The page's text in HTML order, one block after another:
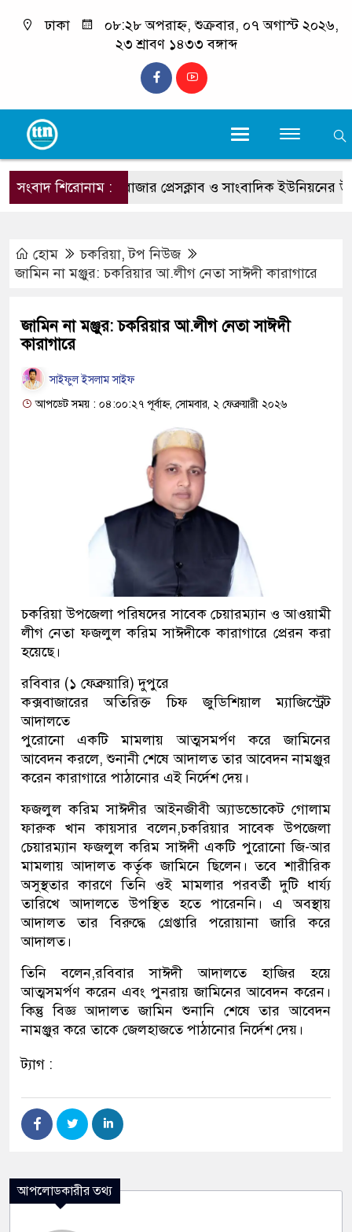
ঢাকা
০৮:২৮ অপরাহ্ন, শুক্রবার, ০৭ অগাস্ট ২০২৬,
২৩ শ্রাবণ ১৪৩৩ বঙ্গাব্দ
সংবাদ শিরোনাম :কক্সবাজার প্রেসক্লাব ও সাংবাদিক ইউনিয়নের উদ্যোগে
হোম চকরিয়া,টপ নিউজ
জামিন না মঞ্জুর: চকরিয়ার আ.লীগ নেতা সাঈদী কারাগারে
জামিন না মঞ্জুর: চকরিয়ার আ.লীগ নেতা সাঈদী
কারাগারে
সাইফুল ইসলাম সাইফ
আপডেট সময় : ০৪:০০:২৭ পূর্বাহ্ন, সোমবার, ২ ফেব্রুয়ারী ২০২৬
চকরিয়া উপজেলা পরিষদের সাবেক চেয়ারম্যান ও আওয়ামী
লীগ নেতা ফজলুল করিম সাঈদীকে কারাগারে প্রেরন করা
হয়েছে।
রবিবার (১ ফেব্রুয়ারি) দুপুরে
কক্সবাজারের অতিরিক্ত চিফ জুডিশিয়াল ম্যাজিস্ট্রেট
আদালতে
পুরোনো একটি মামলায় আত্মসমর্পণ করে জামিনের
আবেদন করলে, শুনানী শেষে আদালত তার আবেদন নামঞ্জুর
করেন কারাগারে পাঠানোর এই নির্দেশ দেয়।
ফজলুল করিম সাঈদীর আইনজীবী অ্যাডভোকেট গোলাম
ফারুক খান কায়সার বলেন,চকরিয়ার সাবেক উপজেলা
চেয়ারম্যান ফজলুল করিম সাঈদী একটি পুরোনো জি-আর
মামলায় আদালত কর্তৃক জামিনে ছিলেন। তবে শারীরিক
অসুস্থতার কারণে তিনি ওই মামলার পরবর্তী দুটি ধার্য্য
তারিখে আদালতে উপস্থিত হতে পারেননি। এ অবস্থায়
আদালত তার বিরুদ্ধে গ্রেপ্তারি পরোয়ানা জারি করে
আদালত।
তিনি বলেন,রবিবার সাঈদী আদালতে হাজির হয়ে
আত্মসমর্পণ করেন এবং পুনরায় জামিনের আবেদন করেন।
কিন্তু বিজ্ঞ আদালত জামিন শুনানি শেষে তার আবেদন
নামঞ্জুর করে তাকে জেলহাজতে পাঠানোর নির্দেশ দেয়।
ট্যাগ :
আপলোডকারীর তথ্য